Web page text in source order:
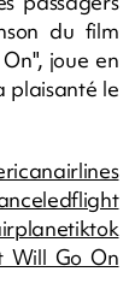
du film
joue en
plaisanté le
Go On